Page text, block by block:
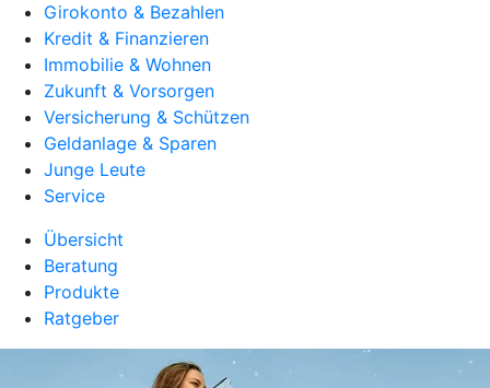
Girokonto & Bezahlen
Kredit & Finanzieren
Immobilie & Wohnen
Zukunft & Vorsorgen
Versicherung & Schützen
Geldanlage & Sparen
Junge Leute
Service
Übersicht
Beratung
Produkte
Ratgeber